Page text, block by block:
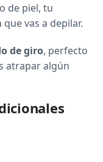
de piel, tu
vas a depilar.
de giro, perfecto
atrapar algún